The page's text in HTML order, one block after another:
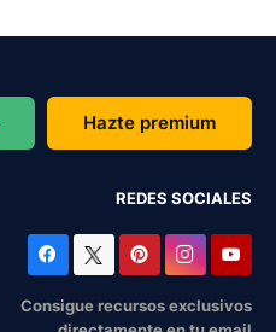
Hazte premium
REDES SOCIALES
Consigue recursos exclusivos